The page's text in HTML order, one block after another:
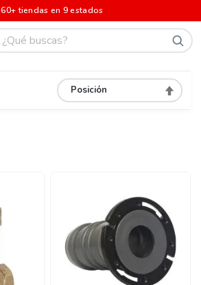
60+ tiendas en 9 estados
Asignar